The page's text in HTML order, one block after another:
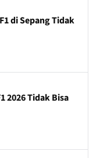
di Sepang Tidak
2026 Tidak Bisa